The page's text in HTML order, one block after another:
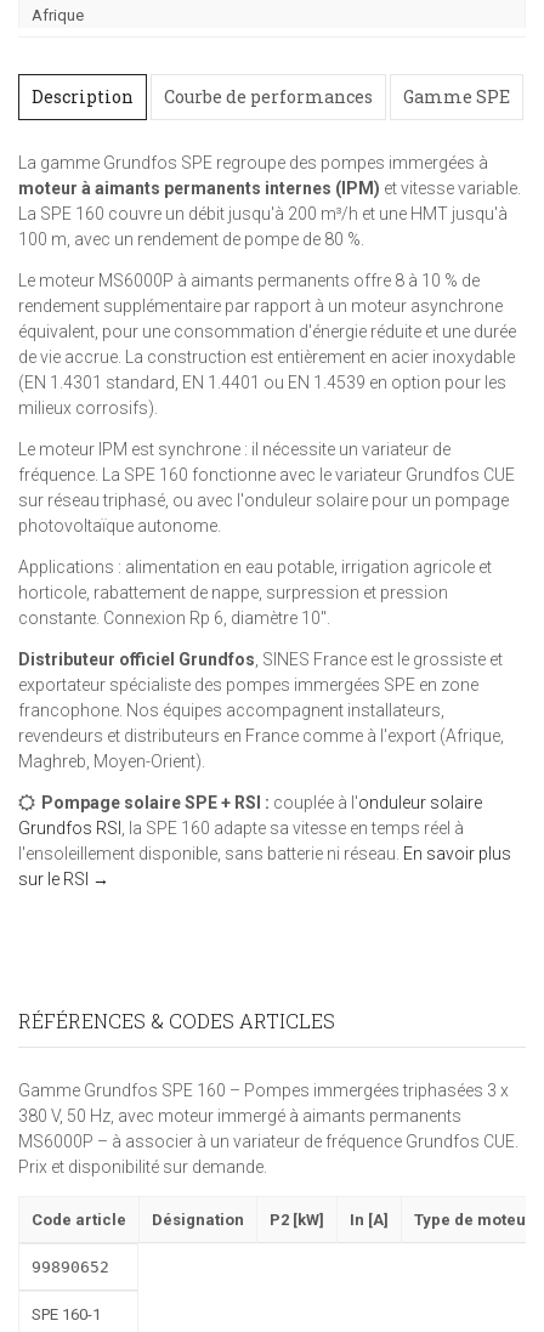
Afrique
Description Courbe de performances Gamme SPE
La gamme Grundfos SPE regroupe des pompes immergées à
moteur à aimants permanents internes (IPM) et vitesse variable.
La SPE 160 couvre un débit jusqu'à 200 m³/h et une HMT jusqu'à
100 m, avec un rendement de pompe de 80 %.
Le moteur MS6000P à aimants permanents offre 8 à 10 % de
rendement supplémentaire par rapport à un moteur asynchrone
équivalent, pour une consommation d'énergie réduite et une durée
de vie accrue. La construction est entièrement en acier inoxydable
(EN 1.4301 standard, EN 1.4401 ou EN 1.4539 en option pour les
milieux corrosifs).
Le moteur IPM est synchrone : il nécessite un variateur de
fréquence. La SPE 160 fonctionne avec le variateur Grundfos CUE
sur réseau triphasé, ou avec l'onduleur solaire pour un pompage
photovoltaïque autonome.
Applications : alimentation en eau potable, irrigation agricole et
horticole, rabattement de nappe, surpression et pression
constante. Connexion Rp 6, diamètre 10".
Distributeur officiel Grundfos , SINES France est le grossiste et
exportateur spécialiste des pompes immergées SPE en zone
francophone. Nos équipes accompagnent installateurs,
revendeurs et distributeurs en France comme à l'export (Afrique,
Maghreb, Moyen-Orient).
Pompage solaire SPE + RSI : couplée à l'onduleur solaire
Grundfos RSI
, la SPE 160 adapte sa vitesse en temps réel à
l'ensoleillement disponible, sans batterie ni réseau. En savoir plus
sur le RSI →
RÉFÉRENCES & CODES ARTICLES
Gamme Grundfos SPE 160 – Pompes immergées triphasées 3 x
380 V, 50 Hz, avec moteur immergé à aimants permanents
MS6000P – à associer à un variateur de fréquence Grundfos CUE.
Prix et disponibilité sur demande.
Code article Désignation P2 [kW] In [A] Type de moteur
99890652
SPE 160-1